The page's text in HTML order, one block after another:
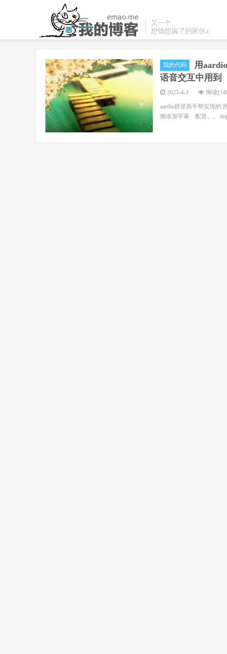
又一个
想钱想疯了的家伙a
我的代码
用
语音交互中用到
2023-4-3 阅读
aardio群里高手帮实现的
频添加字幕 配音。。